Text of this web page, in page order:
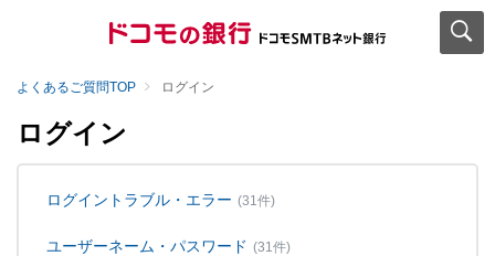
よくあるご質問TOP ログイン
ログイン
ログイントラブル・エラー (31件)
ユーザーネーム・パスワード (31件)